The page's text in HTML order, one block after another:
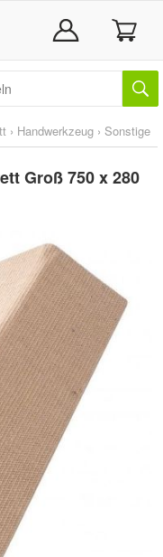
› Handwerkzeug › Sonstige
Groß 750 x 280